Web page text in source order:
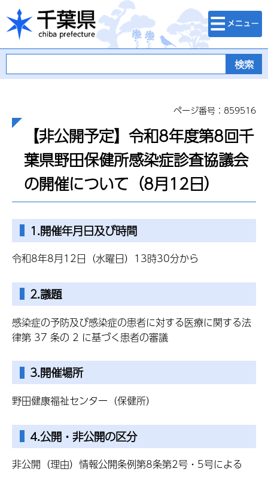
千葉県
検索・メニュ
ー
ページ番号：859516
【非公開予定】令和8年度第8回千
葉県野田保健所感染症診査協議会
の開催について（8月12日）
1.開催年月日及び時間
令和8年8月12日（水曜日）13時30分から
2.議題
感染症の予防及び感染症の患者に対する医療に関する法
律第 37 条の 2 に基づく患者の審議
3.開催場所
野田健康福祉センター（保健所）
4.公開・非公開の区分
非公開（理由）情報公開条例第8条第2号・5号による